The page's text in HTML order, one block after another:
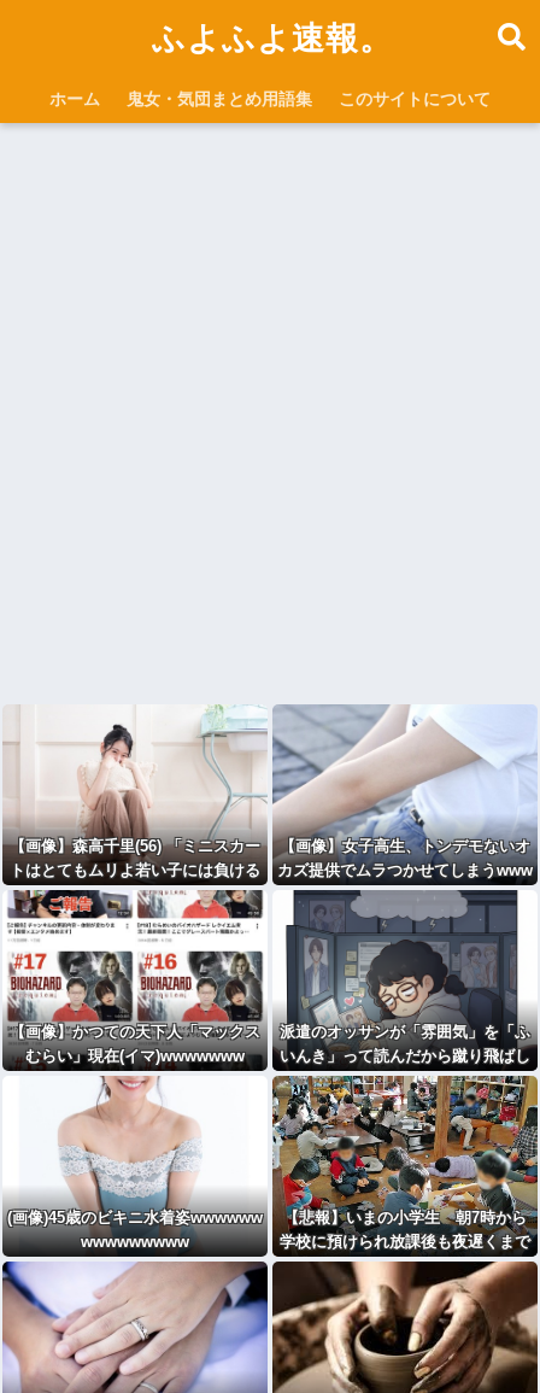
ふよふよ速報。
ホーム 鬼女・気団まとめ用語集 このサイトについて
【画像】森高千里(56) 「ミニスカー
トはとてもムリよ若い子には負ける
わｗｗｗｗｗ」⇒♡
【画像】女子高生、トンデモないオ
カズ提供でムラつかせてしまうwww
【画像】かつての天下人「マックス
むらい」現在(イマ)wwwwwww
派遣のオッサンが「雰囲気」を「ふ
いんき」って読んだから蹴り飛ばし
たわ...仕事舐めんな
(画像)45歳のビキニ水着姿wwwwww
wwwwwwwww
【悲報】いまの小学生 朝7時から
学校に預けられ放課後も夜遅くまで
学童に預けられる生活をしていたw
wwwwwwwwwwwww